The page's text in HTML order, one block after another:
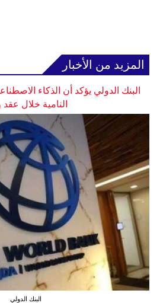
المزيد من الأخبار
البنك الدولي يؤكد أن الذكاء
النامية خلال عقد
البنك الدولي